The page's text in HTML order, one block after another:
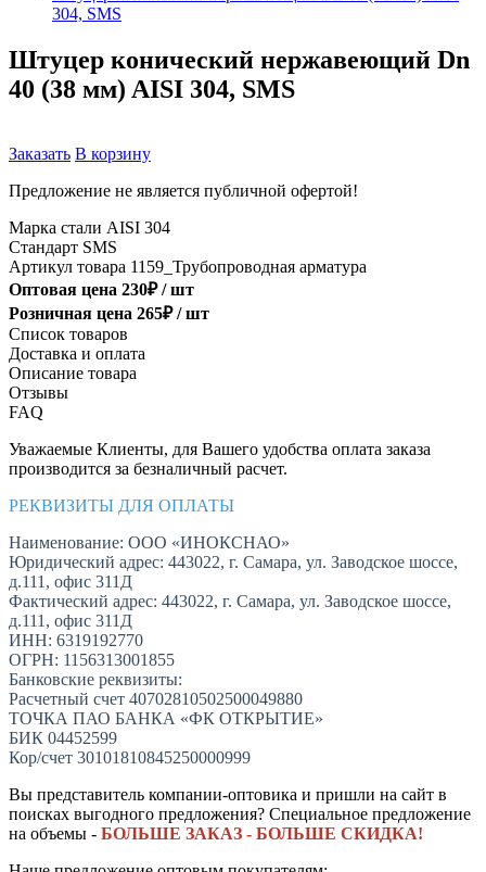
304, SMS
Штуцер конический нержавеющий Dn
40 (38 мм) AISI 304, SMS
Заказать В корзину
Предложение не является публичной офертой!
Марка стали AISI 304
Стандарт SMS
Артикул товара 1159_Трубопроводная арматура
Оптовая цена 230₽ /шт
Розничная цена 265₽ /шт
Список товаров
Доставка и оплата
Описание товара
Отзывы
FAQ
Уважаемые Клиенты, для Вашего удобства оплата заказа
производится за безналичный расчет.
РЕКВИЗИТЫ ДЛЯ ОПЛАТЫ
Наименование: ООО «ИНОКСНАО»
Юридический адрес: 443022, г. Самара, ул. Заводское шоссе,
д.111, офис 311Д
Фактический адрес: 443022, г. Самара, ул. Заводское шоссе,
д.111, офис 311Д
ИНН: 6319192770
ОГРН: 1156313001855
Банковские реквизиты:
Расчетный счет 40702810502500049880
ТОЧКА ПАО БАНКА «ФК ОТКРЫТИЕ»
БИК 04452599
Кор/счет 30101810845250000999
Вы представитель компании-оптовика и пришли на сайт в
поисках выгодного предложения? Специальное предложение
на объемы - БОЛЬШЕ ЗАКАЗ - БОЛЬШЕ СКИДКА!